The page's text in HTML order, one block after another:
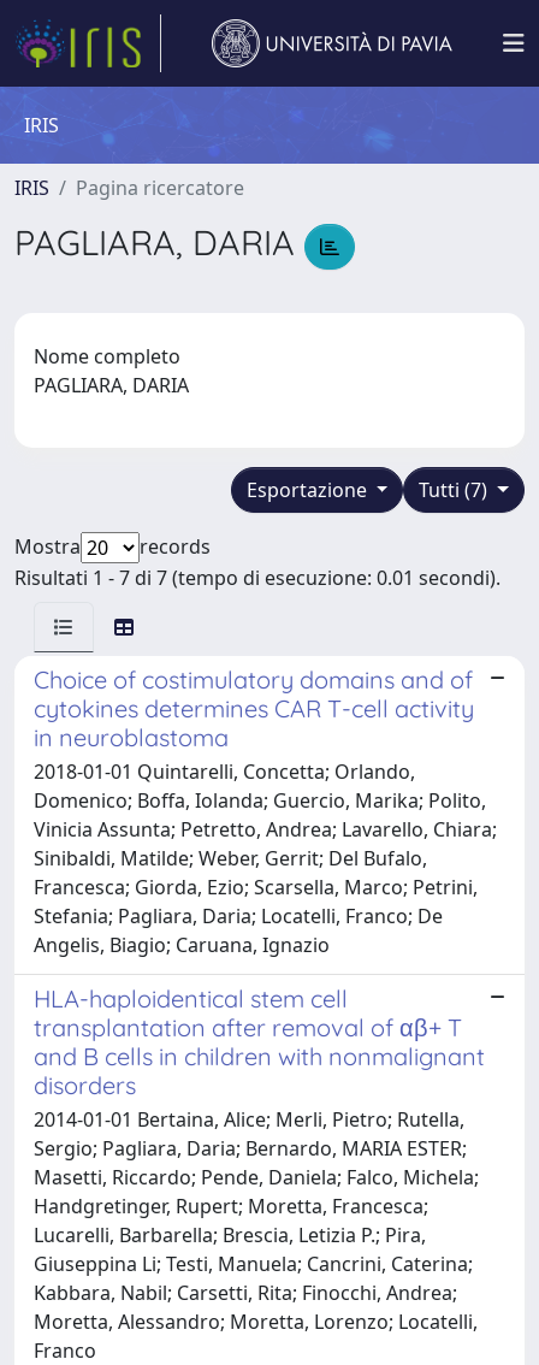
IRIS
IRIS Pagina ricercatore
PAGLIARA, DARIA
Nome completo
PAGLIARA, DARIA
Tutti (7)
Esportazione
Mostra
records
Risultati 1 - 7 di 7 (tempo di esecuzione: 0.01 secondi).
Choice of costimulatory domains and of
cytokines determines CAR T-cell activity
in neuroblastoma
2018-01-01 Quintarelli, Concetta; Orlando,
Domenico; Boffa, Iolanda; Guercio, Marika; Polito,
Vinicia Assunta; Petretto, Andrea; Lavarello, Chiara;
Sinibaldi, Matilde; Weber, Gerrit; Del Bufalo,
Francesca; Giorda, Ezio; Scarsella, Marco; Petrini,
Stefania; Pagliara, Daria; Locatelli, Franco; De
Angelis, Biagio; Caruana, Ignazio
HLA-haploidentical stem cell
transplantation after removal of αβ+ T
and B cells in children with nonmalignant
disorders
2014-01-01 Bertaina, Alice; Merli, Pietro; Rutella,
Sergio; Pagliara, Daria; Bernardo, MARIA ESTER;
Masetti, Riccardo; Pende, Daniela; Falco, Michela;
Handgretinger, Rupert; Moretta, Francesca;
Lucarelli, Barbarella; Brescia, Letizia P.; Pira,
Giuseppina Li; Testi, Manuela; Cancrini, Caterina;
Kabbara, Nabil; Carsetti, Rita; Finocchi, Andrea;
Moretta, Alessandro; Moretta, Lorenzo; Locatelli,
Franco